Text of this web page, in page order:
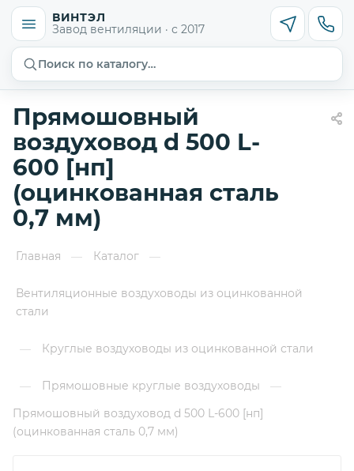
ВИНТЭЛ
Завод вентиляции · с 2017
Поиск по каталогу…
Прямошовный
воздуховод d 500 L-
600 [нп]
(оцинкованная сталь
0,7 мм)
Главная — Каталог —
Вентиляционные воздуховоды из оцинкованной
стали
— Круглые воздуховоды из оцинкованной стали
— Прямошовные круглые воздуховоды
—
Прямошовный воздуховод d 500 L-600 [нп]
(оцинкованная сталь 0,7 мм)